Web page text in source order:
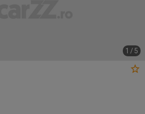
1 / 5